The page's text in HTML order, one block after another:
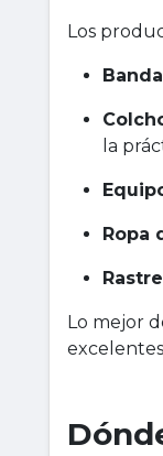
Los
la
Ropa
Lo mejor